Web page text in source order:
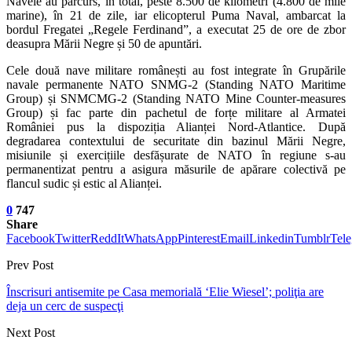
marine), în 21 de zile, iar elicopterul Puma Naval, ambarcat la
bordul Fregatei „Regele Ferdinand”, a executat 25 de ore de zbor
deasupra Mării Negre și 50 de apuntări.
Cele două nave militare românești au fost integrate în Grupările
navale permanente NATO SNMG-2 (Standing NATO Maritime
Group) și SNMCMG-2 (Standing NATO Mine Counter-measures
Group) și fac parte din pachetul de forțe militare al Armatei
României pus la dispoziția Alianței Nord-Atlantice. După
degradarea contextului de securitate din bazinul Mării Negre,
misiunile și exercițiile desfășurate de NATO în regiune s-au
permanentizat pentru a asigura măsurile de apărare colectivă pe
flancul sudic și estic al Alianței.
0 747
Share
FacebookTwitterReddItWhatsAppPinterestEmailLinkedinTumblr
Prev Post
Înscrisuri antisemite pe Casa memorială ‘Elie Wiesel’; poliţia are
deja un cerc de suspecţi
Next Post